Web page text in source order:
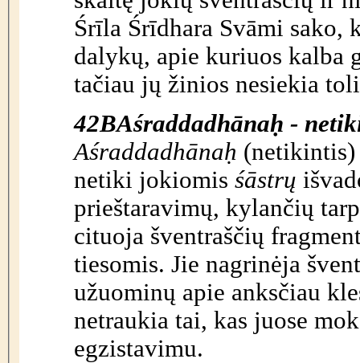
Śrīla Śrīdhara Svāmi sako,
dalykų, apie kuriuos kalba
tačiau jų žinios nesiekia
42BAśraddadhānaḥ -
Aśraddadhānaḥ
netiki jokiomis śāstrų
prieštaravimų, kylančių
cituoja šventraščių
tiesomis. Jie nagrinėja
užuominų apie anksčiau
netraukia tai, kas juose
egzistavimu.